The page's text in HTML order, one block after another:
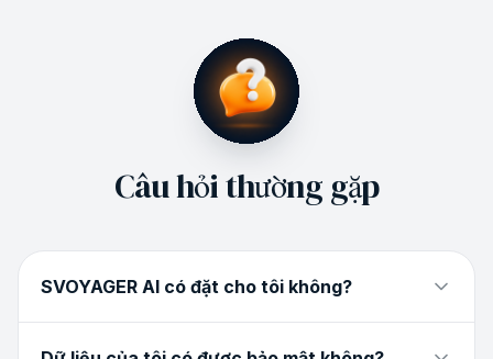
Câu hỏi thường gặp
SVOYAGER AI có đặt cho tôi không?